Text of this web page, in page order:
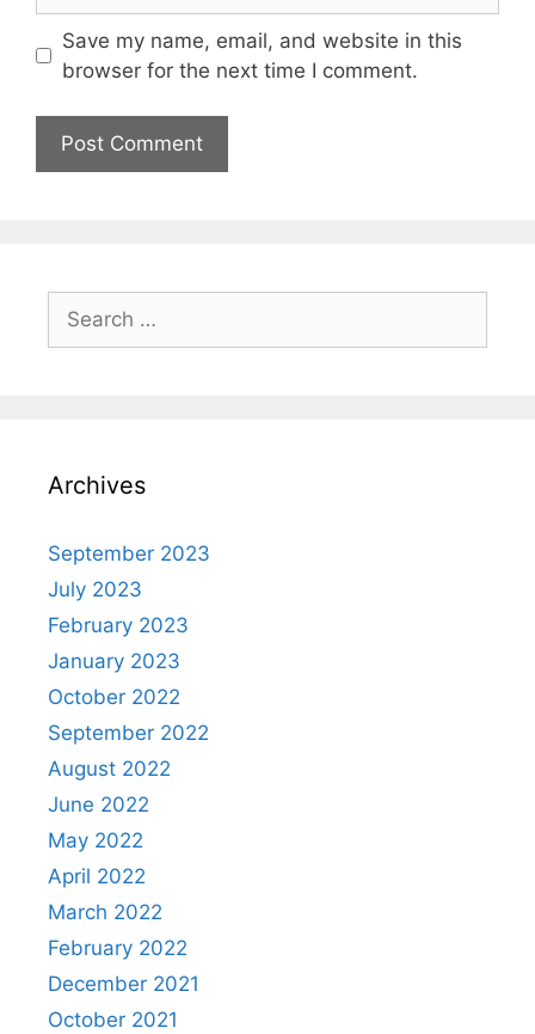
Save my name, email, and website in this
browser for the next time I comment.
Archives
September 2023
July 2023
February 2023
January 2023
October 2022
September 2022
August 2022
June 2022
May 2022
April 2022
March 2022
February 2022
December 2021
October 2021